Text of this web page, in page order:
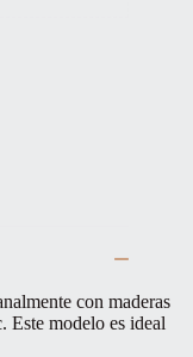
con maderas
Este modelo es ideal